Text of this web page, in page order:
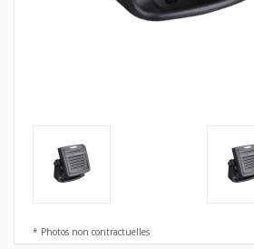
* Photos non contractuelles